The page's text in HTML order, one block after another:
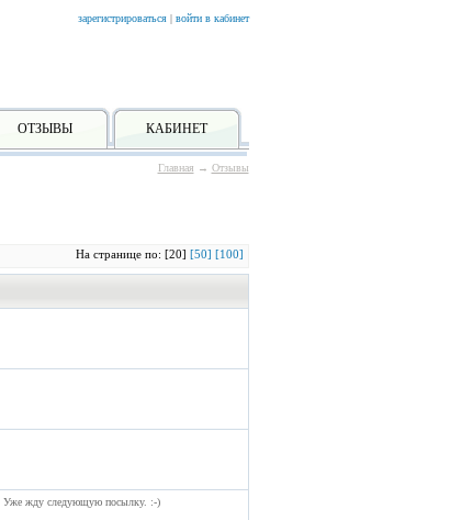
зарегистрироваться| войти в кабинет
КАБИНЕТ
ОТЗЫВЫ
Главная → Отзывы
На странице по: [20] [50] [100]
Уже жду следующую посылку. :-)